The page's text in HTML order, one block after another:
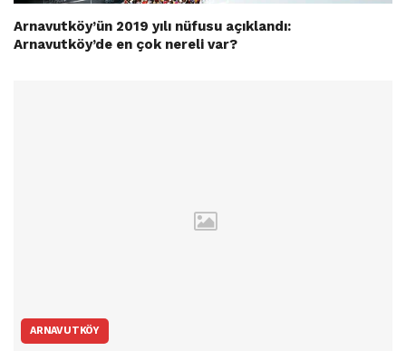
Arnavutköy’ün 2019 yılı nüfusu açıklandı:
Arnavutköy’de en çok nereli var?
ARNAVUTKÖY